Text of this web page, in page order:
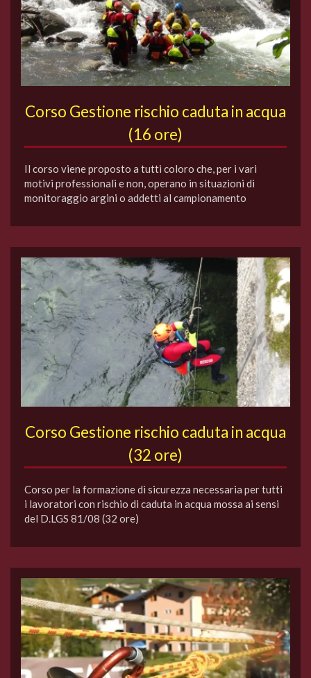
Corso Gestione rischio caduta in acqua
(16 ore)
Il corso viene proposto a tutti coloro che, per i vari
motivi professionali e non, operano in situazioni di
monitoraggio argini o addetti al campionamento
Corso Gestione rischio caduta in acqua
(32 ore)
Corso per la formazione di sicurezza necessaria per tutti
i lavoratori con rischio di caduta in acqua mossa ai sensi
del D.LGS 81/08 (32 ore)